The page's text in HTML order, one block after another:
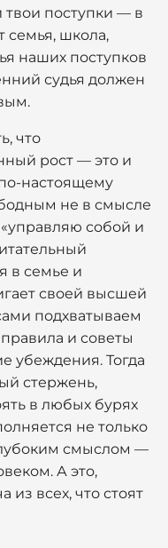
твои поступки — в
семья, школа,
наших поступков
судья должен
что
рост — это и
по-настоящему
не в смысле
собой и
в семье и
своей высшей
подхватываем
и советы
убеждения. Тогда
стержень,
в любых бурях
не только
смыслом —
А это,
из всех, что стоят